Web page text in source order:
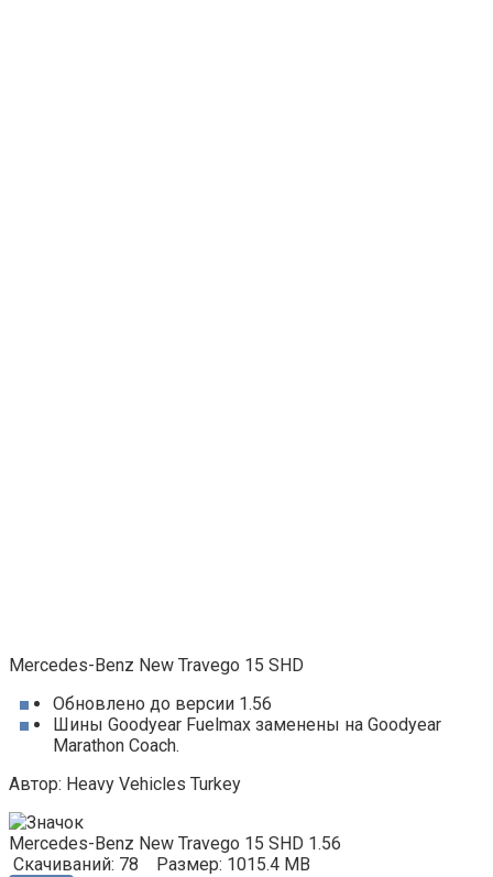
Mercedes-Benz New Travego 15 SHD
Обновлено до версии 1.56
Шины Goodyear Fuelmax заменены на Goodyear
Marathon Coach.
Автор: Heavy Vehicles Turkey
Mercedes-Benz New Travego 15 SHD 1.56
Скачиваний: 78
Размер: 1015.4 MB